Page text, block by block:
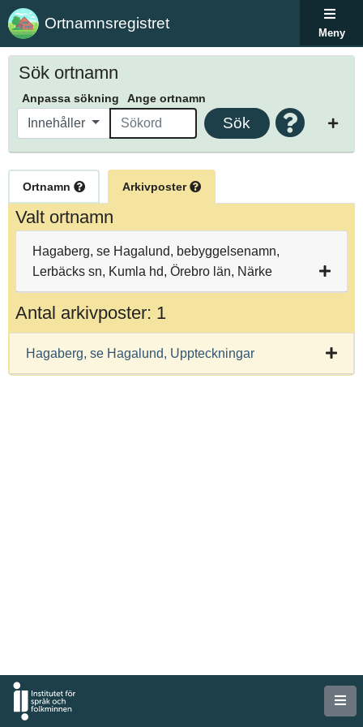
Ortnamnsregistret
Meny
Sök ortnamn
Anpassa sökning Ange ortnamn
Innehåller Sök
Ortnamn Arkivposter
Valt ortnamn
Hagaberg, se Hagalund, bebyggelsenamn,
Lerbäcks sn, Kumla hd, Örebro län, Närke
Antal arkivposter: 1
Hagaberg, se Hagalund, Uppteckningar